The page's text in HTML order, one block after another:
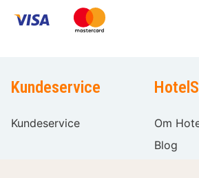
Kundeservice
Kundeservice
Om
Blog